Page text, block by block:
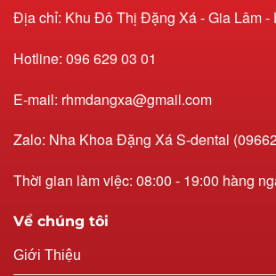
Địa chỉ: Khu Đô Thị Đặng Xá - Gia Lâm -
Hotline: 096 629 03 01
E-mail: rhmdangxa@gmail.com
Zalo: Nha Khoa Đặng Xá S-dental
Thời gian làm việc: 08:00 - 19:00 hàng
Về chúng tôi
Giới Thiệu